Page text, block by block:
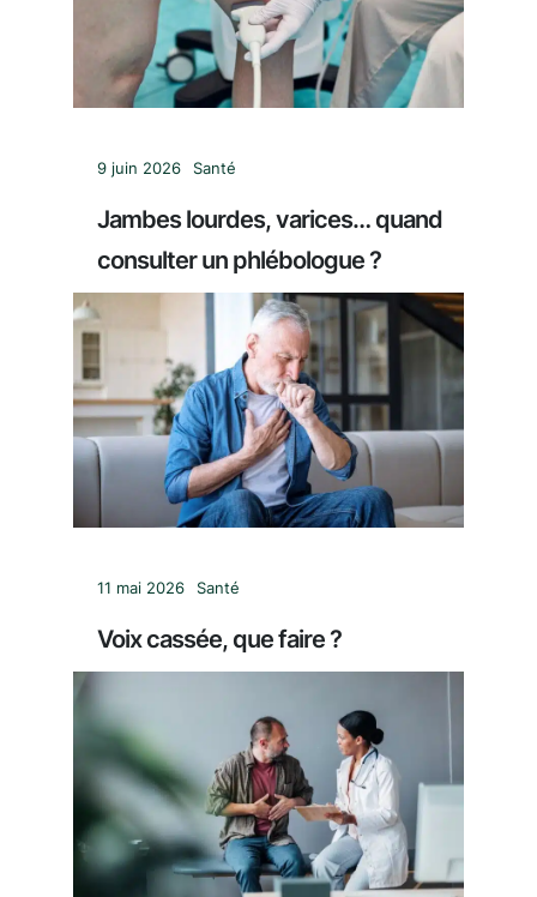
9 juin 2026 Santé
Jambes lourdes, varices… quand
consulter un phlébologue ?
11 mai 2026 Santé
Voix cassée, que faire ?